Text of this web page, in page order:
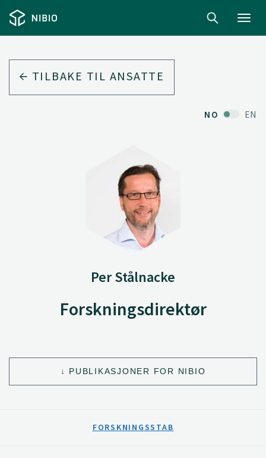
TILBAKE TIL ANSATTE
NO EN
Per Stålnacke
Forskningsdirektør
PUBLIKASJONER FOR NIBIO
FORSKNINGSSTAB